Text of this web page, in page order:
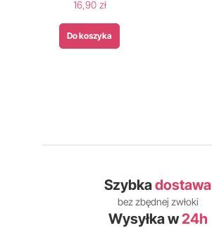
16,90 zł
Do koszyka
Szybkadostawa
bez zbędnej zwłoki
Wysyłka w24h